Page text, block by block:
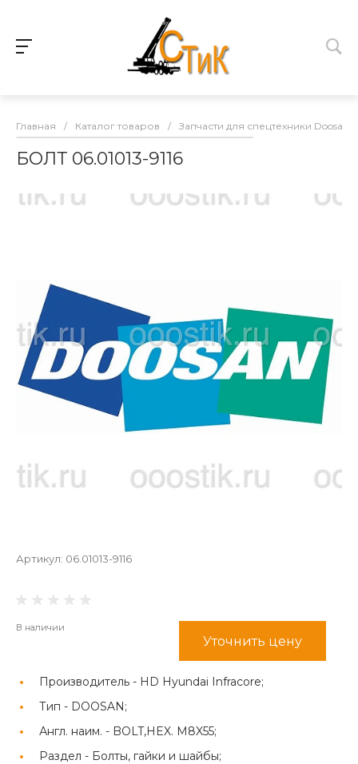
Главная / Каталог товаров / Запчасти для спецтехники Doosan
БОЛТ 06.01013-9116
Артикул: 06.01013-9116
В наличии
Уточнить цену
Производитель - HD Hyundai Infracore;
Тип - DOOSAN;
Англ. наим. - BOLT,HEX. M8X55;
Раздел - Болты, гайки и шайбы;